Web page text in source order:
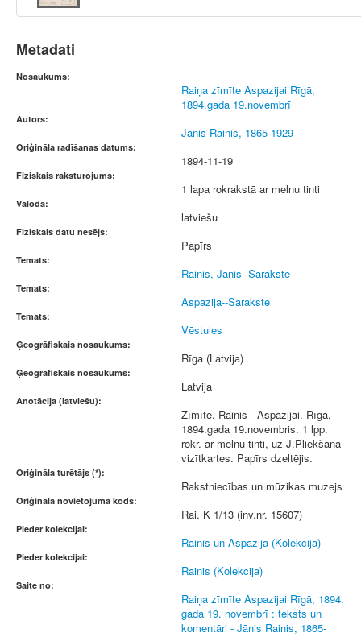
Metadati
Nosaukums:
Raiņa zīmīte Aspazijai Rīgā,
1894.gada 19.novembrī
Autors:
Jānis Rainis, 1865-1929
Oriģināla radīšanas datums:
1894-11-19
Fiziskais raksturojums:
1 lapa rokrakstā ar melnu tinti
Valoda:
latviešu
Fiziskais datu nesējs:
Papīrs
Temats:
Rainis, Jānis--Sarakste
Temats:
Aspazija--Sarakste
Temats:
Vēstules
Ģeogrāfiskais nosaukums:
Rīga (Latvija)
Ģeogrāfiskais nosaukums:
Latvija
Anotācija (latviešu):
Zīmīte. Rainis - Aspazijai. Rīga,
1894.gada 19.novembris. 1 lpp.
rokr. ar melnu tinti, uz J.Pliekšāna
vizītkartes. Papīrs dzeltējis.
Oriģināla turētājs (*):
Rakstniecības un mūzikas muzejs
Oriģināla novietojuma kods:
Rai. K 1/13 (inv.nr. 15607)
Pieder kolekcijai:
Rainis un Aspazija (Kolekcija)
Pieder kolekcijai:
Rainis (Kolekcija)
Saite no:
Raiņa zīmīte Aspazijai Rīgā, 1894.
gada 19. novembrī : teksts un
komentāri - Jānis Rainis, 1865-